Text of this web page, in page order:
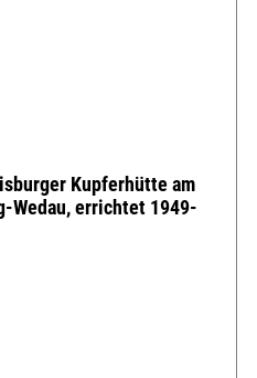
Kupferhütte am
Wedau, errichtet 1949-